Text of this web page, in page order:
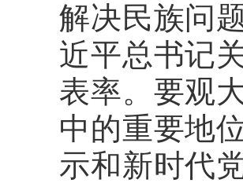
解决民族问
近平总书记
表率。要观
中的重要地
示和新时代